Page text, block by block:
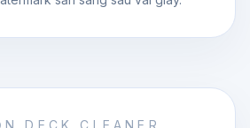
DECK CLEANER